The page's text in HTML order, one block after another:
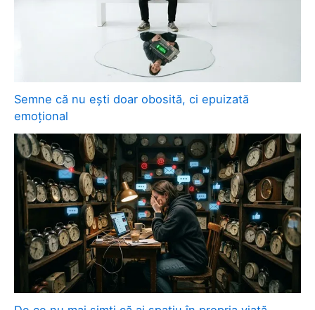
Semne că nu ești doar obosită, ci epuizată
emoțional